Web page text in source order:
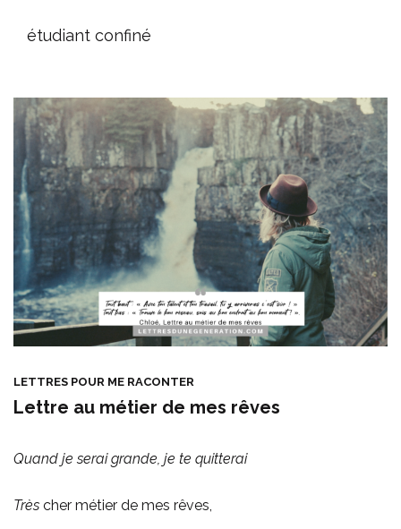
étudiant confiné
LETTRES POUR ME RACONTER
Lettre au métier de mes rêves
Quand je serai grande, je te quitterai
Très cher métier de mes rêves,